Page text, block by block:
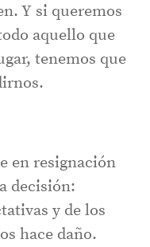
Y si queremos
aquello que
tenemos que
en resignación
decisión:
y de los
hace daño.